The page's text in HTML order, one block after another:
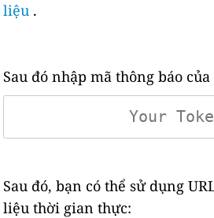
liệu .
Sau đó nhập mã thông báo
Sau đó, bạn có thể sử dụng
liệu thời gian thực: